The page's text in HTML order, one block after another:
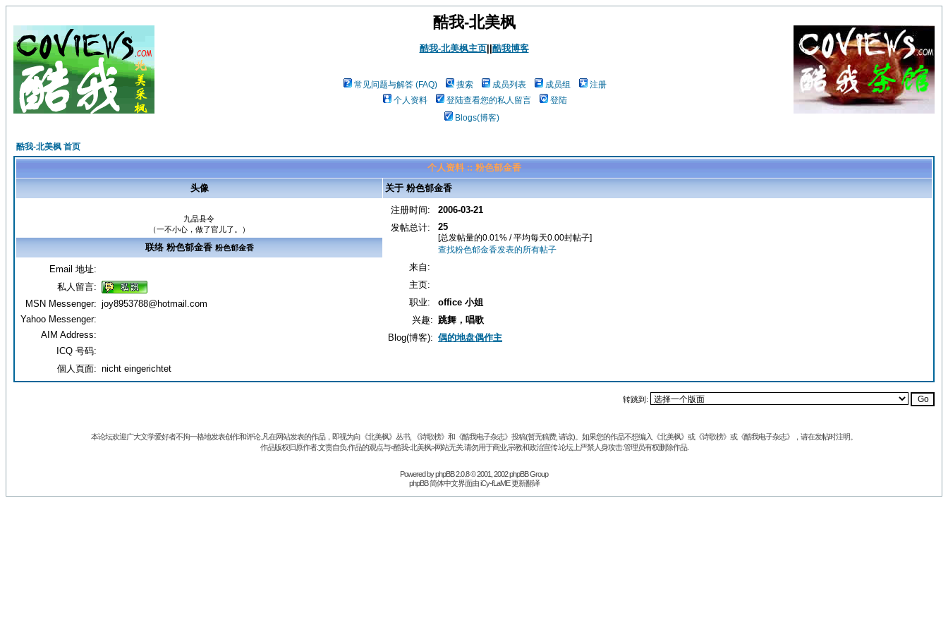
酷我-北美枫
酷我-北美枫主页|| 酷我博客
常见问题与解答 (FAQ) 搜索 成员列表 成员组
注册
个人资料
登陆查看您的私人留言
登陆
Blogs(博客)
酷我-北美枫 首页
个人资料 :: 粉色郁金香
头像
关于 粉色郁金香
九品县令
（一不小心，做了官儿了。）
注册时间:
2006-03-21
发帖总计:
25
[总发帖量的0.01% / 平均每天0.00封帖子]
查找粉色郁金香发表的所有帖子
来自:
主页:
职业:
office 小姐
兴趣: 跳舞，唱歌
Blog(博客): 偶的地盘偶作主
联络 粉色郁金香 粉色郁金香
Email 地址:
私人留言:
MSN Messenger: joy8953788@hotmail.com
Yahoo Messenger:
AIM Address:
ICQ 号码:
個人頁面: nicht eingerichtet
转跳到:
本论坛欢迎广大文学爱好者不拘一格地发表创作和评论.凡在网站发表的作品，即视为向《北美枫》丛书, 《诗歌榜》和《酷我电子杂志》投稿(暂无稿费, 请谅)。如果您的作品不想编入《北美枫》或《诗歌榜》或《酷我电子杂志》，请在发帖时注明。
作品版权归原作者.文责自负.作品的观点与<酷我-北美枫>网站无关.请勿用于商业,宗教和政治宣传.论坛上严禁人身攻击.管理员有权删除作品.
Powered byphpBB2.0.8 © 2001, 2002 phpBB Group
phpBB 简体中文界面由 iCy-fLaME 更新翻译